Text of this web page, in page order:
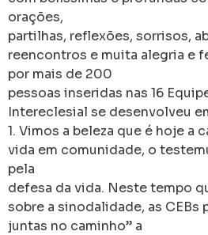
orações,
partilhas, reflexões, sorrisos,
reencontros e muita alegria e
por mais de 200
pessoas inseridas nas 16
Intereclesial se desenvolveu
1. Vimos a beleza que é hoje a
vida em comunidade, o
pela
defesa da vida. Neste tempo
sobre a sinodalidade, as CEBs
juntas no caminho” a